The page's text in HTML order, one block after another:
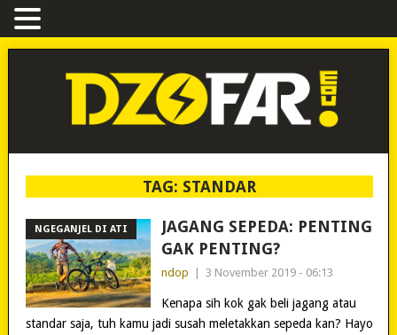
TAG: STANDAR
NGEGANJEL DI ATI
JAGANG SEPEDA: PENTING
GAK PENTING?
ndop 3 November 2019 - 06:13
Kenapa sih kok gak beli jagang atau
standar saja, tuh kamu jadi susah meletakkan sepeda kan? Hayo